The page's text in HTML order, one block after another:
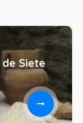
Siete